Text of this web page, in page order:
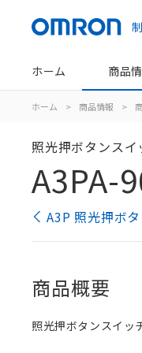
ホーム 商品
ホーム > 商品情報 >
照光押ボタンスイ
A3PA-
A3P 照光押ボ
商品概要
照光押ボタンスイッ